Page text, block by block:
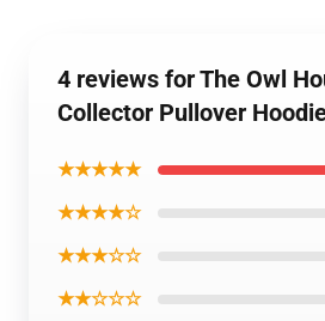
4 reviews for The Owl
Collector Pullover
★★★★★
★★★★☆
★★★☆☆
★★☆☆☆